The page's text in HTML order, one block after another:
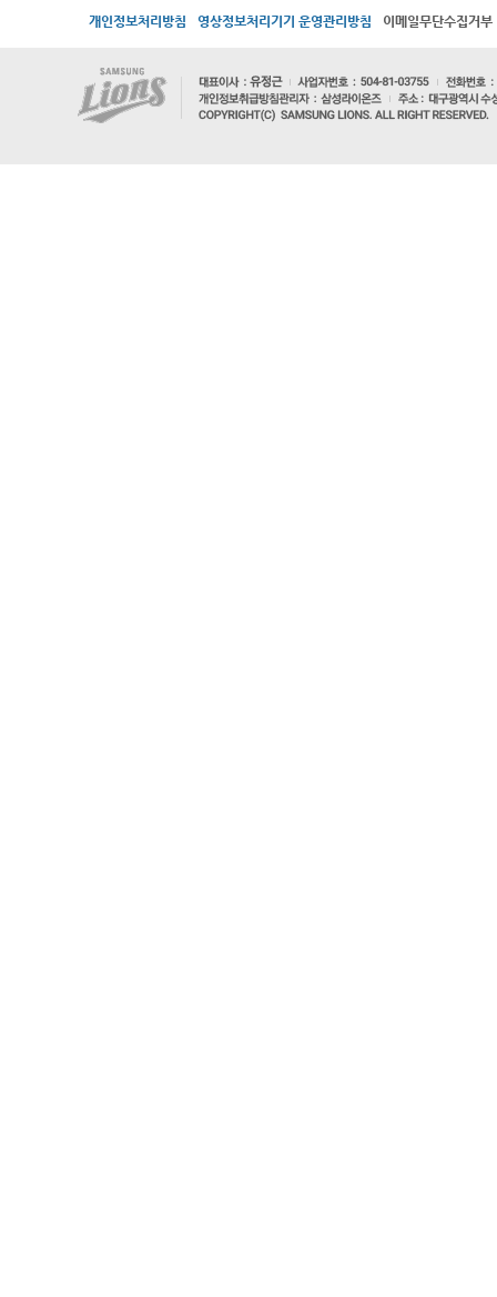
개인정보처리방침 영상정보처리기기 운영관리방침 이메일무단수집거부